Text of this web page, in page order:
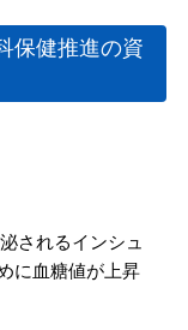
保健推進の資
されるインシュ
に血糖値が上昇
医
識
衛生士専門学院